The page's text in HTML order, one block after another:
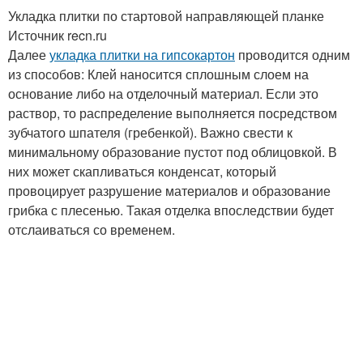
Укладка плитки по стартовой направляющей планке
Источник recn.ru
Далееукладка плитки на гипсокартон проводится одним
из способов: Клей наносится сплошным слоем на
основание либо на отделочный материал. Если это
раствор, то распределение выполняется посредством
зубчатого шпателя (гребенкой). Важно свести к
минимальному образование пустот под облицовкой. В
них может скапливаться конденсат, который
провоцирует разрушение материалов и образование
грибка с плесенью. Такая отделка впоследствии будет
отслаиваться со временем.